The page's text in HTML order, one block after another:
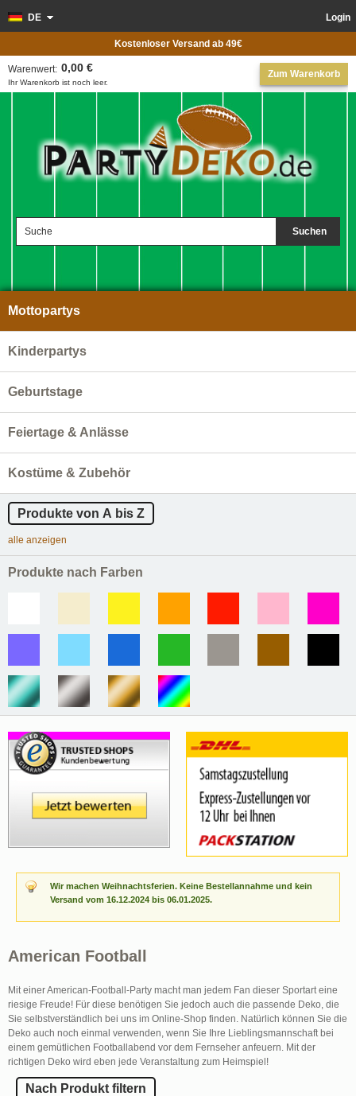
Suchen
Login
DE
Zum Warenkorb
Ihr Warenkorb ist noch leer.
Warenwert: 0,00 €
Kostenloser Versand ab 49€
Wir machen Weihnachtsferien. Keine Bestellannahme und kein
Versand vom 16.12.2024 bis 06.01.2025.
American Football
Mit einer American-Football-Party macht man jedem Fan dieser Sportart eine
riesige Freude! Für diese benötigen Sie jedoch auch die passende Deko, die
Sie selbstverständlich bei uns im Online-Shop finden. Natürlich können Sie die
Deko auch noch einmal verwenden, wenn Sie Ihre Lieblingsmannschaft bei
einem gemütlichen Footballabend vor dem Fernseher anfeuern. Mit der
richtigen Deko wird eben jede Veranstaltung zum Heimspiel!
Nach Produkt filtern
Mottopartys
Kinderpartys
Geburtstage
Feiertage & Anlässe
Kostüme & Zubehör
Produkte von A bis Z
alle anzeigen
Produkte nach Farben